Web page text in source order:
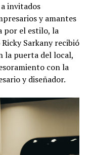
invitados
y amantes
por el estilo, la
Sarkany recibió
la puerta del local,
con la
y diseñador.